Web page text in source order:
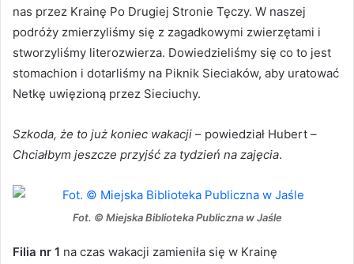
nas przez Krainę Po Drugiej Stronie Tęczy. W naszej
podróży zmierzyliśmy się z zagadkowymi zwierzętami i
stworzyliśmy literozwierza. Dowiedzieliśmy się co to jest
stomachion i dotarliśmy na Piknik Sieciaków, aby uratować
Netkę uwięzioną przez Sieciuchy.
Szkoda, że to już koniec wakacji – powiedział Hubert –
Chciałbym jeszcze przyjść za tydzień na zajęcia.
Fot. © Miejska Biblioteka Publiczna w Jaśle
Filia nr 1 na czas wakacji zamieniła się w Krainę